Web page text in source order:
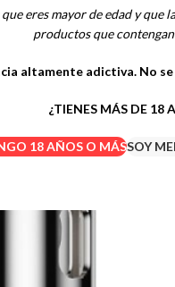
eres mayor de edad y que
productos que
altamente adictiva. No
¿TIENES MÁS DE 18
18 AÑOS O MÁSSOY